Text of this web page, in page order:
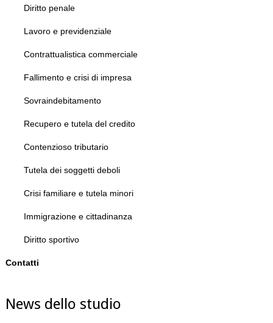
Diritto penale
Lavoro e previdenziale
Contrattualistica commerciale
Fallimento e crisi di impresa
Sovraindebitamento
Recupero e tutela del credito
Contenzioso tributario
Tutela dei soggetti deboli
Crisi familiare e tutela minori
Immigrazione e cittadinanza
Diritto sportivo
Contatti
News dello studio